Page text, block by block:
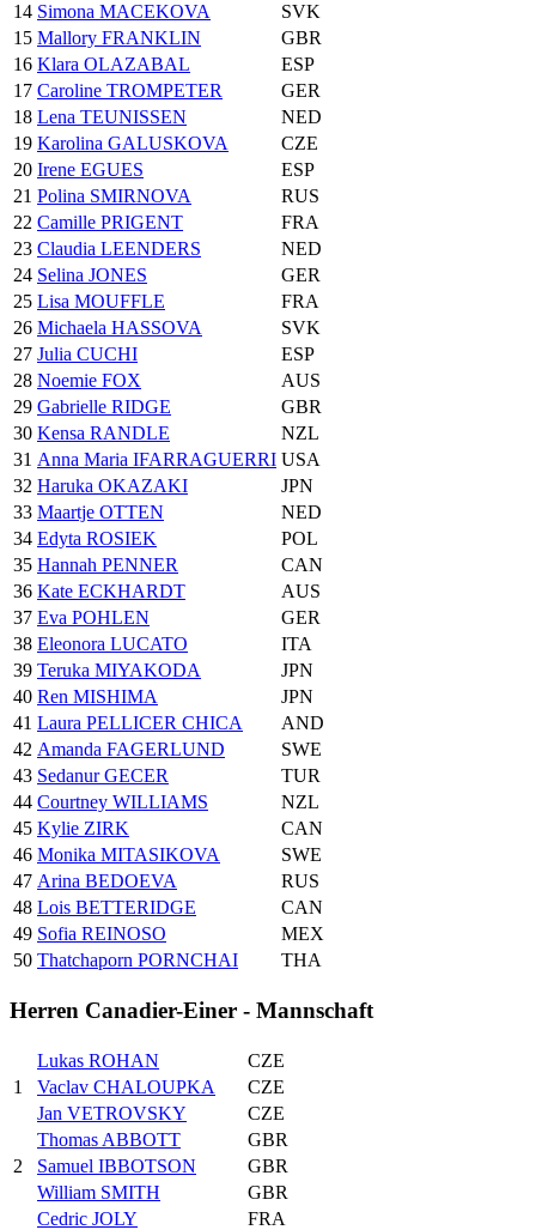
14 Simona MACEKOVA
SVK
15 Mallory FRANKLIN
GBR
16 Klara OLAZABAL
ESP
17 Caroline TROMPETER
GER
18 Lena TEUNISSEN
NED
19 Karolina GALUSKOVA
CZE
20 Irene EGUES
ESP
21 Polina SMIRNOVA
RUS
22 Camille PRIGENT
FRA
23 Claudia LEENDERS
NED
24 Selina JONES
GER
25 Lisa MOUFFLE
FRA
26 Michaela HASSOVA
SVK
27 Julia CUCHI
ESP
28 Noemie FOX
AUS
29 Gabrielle RIDGE
GBR
30 Kensa RANDLE
NZL
31 Anna Maria IFARRAGUERRI USA
32 Haruka OKAZAKI
JPN
33 Maartje OTTEN
NED
34 Edyta ROSIEK
POL
35 Hannah PENNER
CAN
36 Kate ECKHARDT
AUS
37 Eva POHLEN
GER
38 Eleonora LUCATO
ITA
39 Teruka MIYAKODA
JPN
40 Ren MISHIMA
JPN
41 Laura PELLICER CHICA
AND
42 Amanda FAGERLUND
SWE
43 Sedanur GECER
TUR
44 Courtney WILLIAMS
NZL
45 Kylie ZIRK
CAN
46 Monika MITASIKOVA
SWE
47 Arina BEDOEVA
RUS
48 Lois BETTERIDGE
CAN
49 Sofia REINOSO
MEX
50 Thatchaporn PORNCHAI THA
Herren Canadier-Einer - Mannschaft
1
Lukas ROHAN
CZE
Vaclav CHALOUPKA
CZE
Jan VETROVSKY
CZE
2
Thomas ABBOTT
GBR
Samuel IBBOTSON
GBR
William SMITH
GBR
Cedric JOLY
FRA